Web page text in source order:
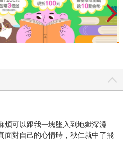
煩可以跟我一塊墜入到地獄深淵
面對自己的心情時，秋仁就中了飛